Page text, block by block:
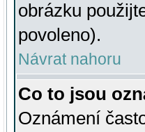
obrázku
povoleno).
Návrat nahoru
Co to jsou
Oznámení